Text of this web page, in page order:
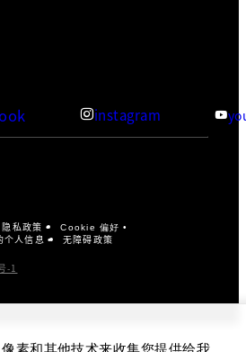
instagram
隐私政策 Cookie 偏好
个人信息 无障碍政策
-1